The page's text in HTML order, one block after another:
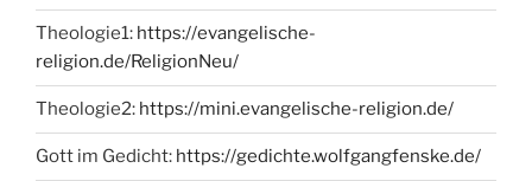
Theologie1: https://evangelische-
religion.de/ReligionNeu/
Theologie2: https://mini.evangelische-religion.de/
Gott im Gedicht: https://gedichte.wolfgangfenske.de/